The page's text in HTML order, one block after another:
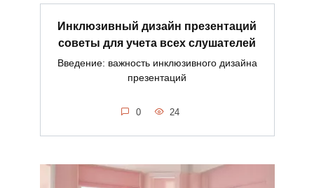
Инклюзивный дизайн презентаций
советы для учета всех слушателей
Введение: важность инклюзивного дизайна
презентаций
0 24